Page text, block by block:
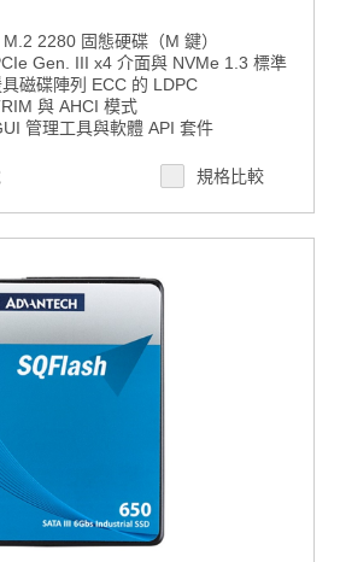
2280 固態硬碟（M 鍵）
Gen. III x4 介面與 NVMe 1.3 標準
磁碟陣列 ECC 的 LDPC
與 AHCI 模式
管理工具與軟體 API 套件
規格比較